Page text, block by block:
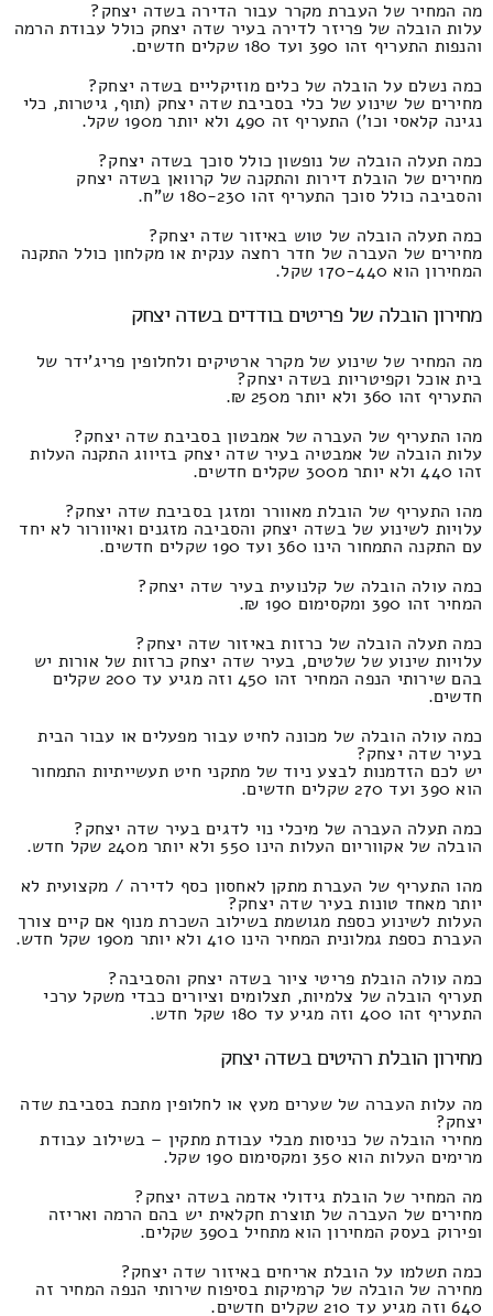
מה המחיר של העברת מקרר עבור הדירה בשדה יצחק?
עלות הובלה של פריזר לדירה בעיר שדה יצחק כולל עבודת הרמה
והנפות התעריף זהו 390 ועד 180 שקלים חדשים.
כמה נשלם על הובלה של כלים מוזיקליים בשדה יצחק?
מחירים של שינוע של כלי בסביבת שדה יצחק (תוף, גיטרות, כלי
נגינה קלאסי וכו') התעריף זה 490 ולא יותר מ190 שקל.
כמה תעלה הובלה של נופשון כולל סוכך בשדה יצחק?
מחירים של הובלת דירות והתקנה של קרוואן בשדה יצחק
והסביבה כולל סוכך התעריף זהו 180-230 ש"ח.
כמה תעלה הובלה של טוש באיזור שדה יצחק?
מחירים של העברה של חדר רחצה ענקית או מקלחון כולל התקנה
המחירון הוא 170-440 שקל.
מחירון הובלה של פריטים בודדים בשדה יצחק
מה המחיר של שינוע של מקרר ארטיקים ולחלופין פריג'ידר של
בית אוכל וקפיטריות בשדה יצחק?
התעריף זהו 360 ולא יותר מ250 ₪.
מהו התעריף של העברה של אמבטון בסביבת שדה יצחק?
עלות הובלה של אמבטיה בעיר שדה יצחק בזיווג התקנה העלות
זהו 440 ולא יותר מ300 שקלים חדשים.
מהו התעריף של הובלת מאוורר ומזגן בסביבת שדה יצחק?
עלויות לשינוע של בשדה יצחק והסביבה מזגנים ואיוורור לא יחד
עם התקנה התמחור הינו 360 ועד 190 שקלים חדשים.
כמה עולה הובלה של קלנועית בעיר שדה יצחק?
המחיר זהו 390 ומקסימום 190 ₪.
כמה תעלה הובלה של כרזות באיזור שדה יצחק?
עלויות שינוע של שלטים, בעיר שדה יצחק כרזות של אורות יש
בהם שירותי הנפה המחיר זהו 450 וזה מגיע עד 200 שקלים
חדשים.
כמה עולה הובלה של מכונה לחיט עבור מפעלים או עבור הבית
בעיר שדה יצחק?
יש לכם הזדמנות לבצע ניוד של מתקני חיט תעשייתיות התמחור
הוא 390 ועד 270 שקלים חדשים.
כמה תעלה העברה של מיכלי נוי לדגים בעיר שדה יצחק?
הובלה של אקווריום העלות הינו 550 ולא יותר מ240 שקל חדש.
מהו התעריף של העברת מתקן לאחסון כסף לדירה / מקצועית לא
יותר מאחד טונות בעיר שדה יצחק?
העלות לשינוע כספת מגושמת בשילוב השכרת מנוף אם קיים צורך
העברת כספת גמלונית המחיר הינו 410 ולא יותר מ190 שקל חדש.
כמה עולה הובלת פריטי ציור בשדה יצחק והסביבה?
תעריף הובלה של צלמיות, תצלומים וציורים כבדי משקל ערכי
התעריף זהו 400 וזה מגיע עד 180 שקל חדש.
מחירון הובלת רהיטים בשדה יצחק
מה עלות העברה של שערים מעץ או לחלופין מתכת בסביבת שדה
יצחק?
מחירי הובלה של כניסות מבלי עבודת מתקין – בשילוב עבודת
מרימים העלות הוא 350 ומקסימום 190 שקל.
מה המחיר של הובלת גידולי אדמה בשדה יצחק?
מחירים של העברה של תוצרת חקלאית יש בהם הרמה ואריזה
ופירוק בעסק המחירון הוא מתחיל ב390 שקלים.
כמה תשלמו על הובלת אריחים באיזור שדה יצחק?
מחירה של הובלה של קרמיקות בסיפוח שירותי הנפה המחיר זה
640 וזה מגיע עד 210 שקלים חדשים.